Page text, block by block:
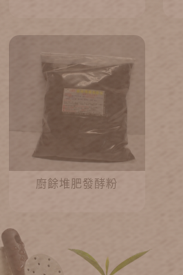
廚餘堆肥發酵粉